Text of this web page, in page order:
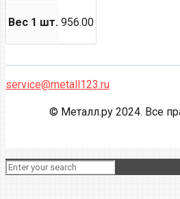
Вес 1 шт. 956.00
service@metall123.ru
© Металл.ру 2024. Все